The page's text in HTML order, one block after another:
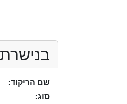
בנישרת
שם הריקוד:
סוג: